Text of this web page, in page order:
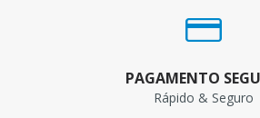
PAGAMENTO
Rápido & Seguro